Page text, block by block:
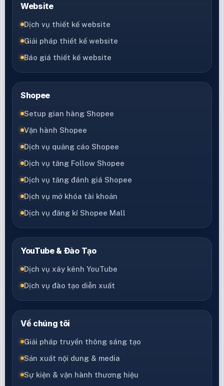
Website
Dịch vụ thiết kế website
Giải pháp thiết kế website
Báo giá thiết kế website
Shopee
Setup gian hàng Shopee
Vận hành Shopee
Dịch vụ quảng cáo Shopee
Dịch vụ tăng Follow Shopee
Dịch vụ tăng đánh giá Shopee
Dịch vụ mở khóa tài khoản
Dịch vụ đăng kí Shopee Mall
YouTube & Đào Tạo
Dịch vụ xây kênh YouTube
Dịch vụ đào tạo diễn xuất
Về chúng tôi
Giải pháp truyền thông sáng tạo
Sản xuất nội dung & media
Sự kiện & vận hành thương hiệu